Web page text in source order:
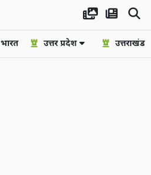
भारत उत्तर प्रदेश उत्तराखंड